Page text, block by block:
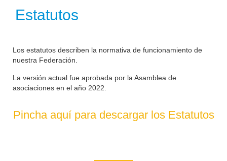
Estatutos
Los estatutos describen la normativa de funcionamiento de
nuestra Federación.
La versión actual fue aprobada por la Asamblea de
asociaciones en el año 2022.
Pincha aquí para descargar los Estatutos